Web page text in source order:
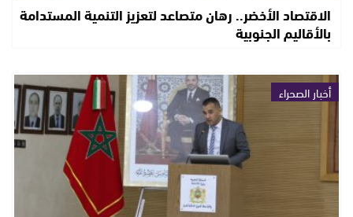
الاقتصاد الأخضر.. رهان متصاعد لتعزيز التنمية المستدامة
بالأقاليم الجنوبية
أخبار الصحراء